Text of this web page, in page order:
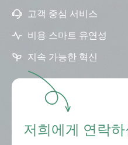
고객 중심 서비스
비용 스마트 유연성
지속 가능한 혁신
저희에게 연락